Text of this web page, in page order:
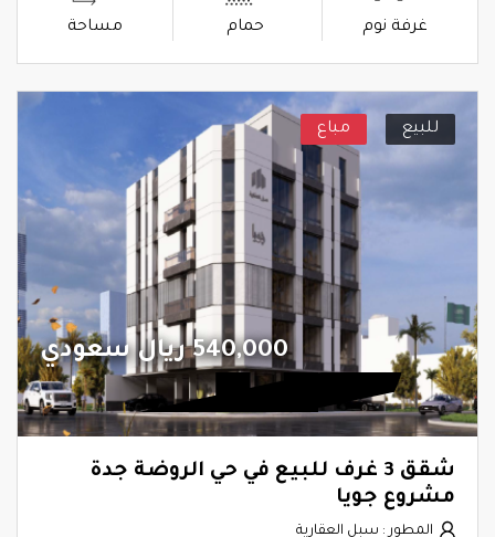
غرفة نوم حمام مساحة
للبيع مباع
540,000 ريال سعودي
شقق 3 غرف للبيع في حي الروضة جدة
مشروع جويا
المطور : سبل العقارية